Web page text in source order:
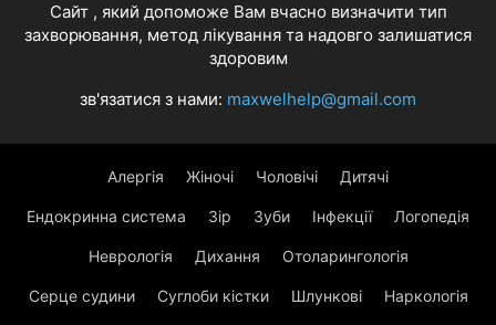
Cайт , який допоможе Вам вчасно визначити тип
захворювання, метод лікування та надовго залишатися
здоровим
зв'язатися з нами: maxwelhelp@gmail.com
Алергія Жіночі Чоловічі Дитячі
Ендокринна система Зір Зуби Інфекції Логопедія
Неврологія Дихання Отоларингологія
Серце судини Суглоби кістки Шлункові Наркологія